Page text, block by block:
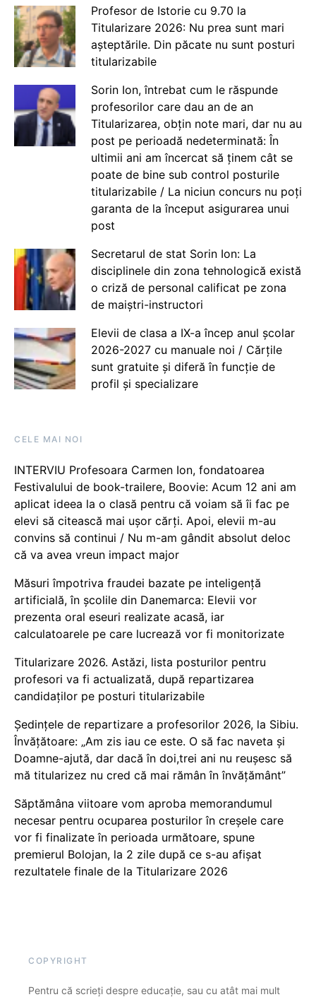
Profesor de Istorie cu 9.70 la
Titularizare 2026: Nu prea sunt mari
așteptările. Din păcate nu sunt posturi
titularizabile
Sorin Ion, întrebat cum le răspunde
profesorilor care dau an de an
Titularizarea, obțin note mari, dar nu au
post pe perioadă nedeterminată: În
ultimii ani am încercat să ținem cât se
poate de bine sub control posturile
titularizabile / La niciun concurs nu poți
garanta de la început asigurarea unui
post
Secretarul de stat Sorin Ion: La
disciplinele din zona tehnologică există
o criză de personal calificat pe zona
de maiștri-instructori
Elevii de clasa a IX-a încep anul școlar
2026-2027 cu manuale noi / Cărțile
sunt gratuite și diferă în funcție de
profil și specializare
CELE MAI NOI
INTERVIU Profesoara Carmen Ion, fondatoarea
Festivalului de book-trailere, Boovie: Acum 12 ani am
aplicat ideea la o clasă pentru că voiam să îi fac pe
elevi să citească mai ușor cărți. Apoi, elevii m-au
convins să continui / Nu m-am gândit absolut deloc
că va avea vreun impact major
Măsuri împotriva fraudei bazate pe inteligență
artificială, în școlile din Danemarca: Elevii vor
prezenta oral eseuri realizate acasă, iar
calculatoarele pe care lucrează vor fi monitorizate
Titularizare 2026. Astăzi, lista posturilor pentru
profesori va fi actualizată, după repartizarea
candidaților pe posturi titularizabile
Ședințele de repartizare a profesorilor 2026, la Sibiu.
Învățătoare: „Am zis iau ce este. O să fac naveta și
Doamne-ajută, dar dacă în doi,trei ani nu reușesc să
mă titularizez nu cred că mai rămân în învățământ”
Săptămâna viitoare vom aproba memorandumul
necesar pentru ocuparea posturilor în creșele care
vor fi finalizate în perioada următoare, spune
premierul Bolojan, la 2 zile după ce s-au afișat
rezultatele finale de la Titularizare 2026
COPYRIGHT
Pentru că scrieți despre educație, sau cu atât mai mult